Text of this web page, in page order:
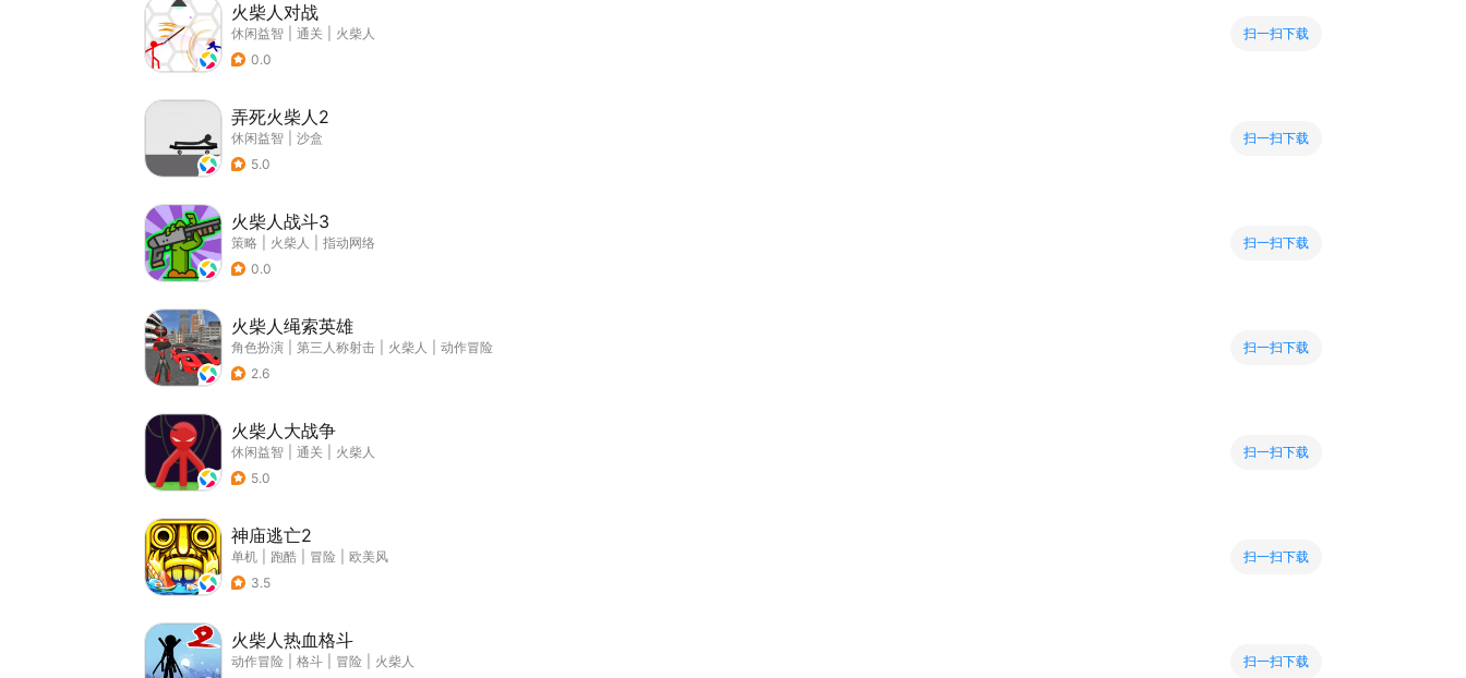
火柴人对战
休闲益智 通关
火柴人
0.0
扫一扫下载
弄死火柴人2
休闲益智
沙盒
5.0
扫一扫下载
火柴人战斗3
策略 火柴人
指动网络
0.0
扫一扫下载
火柴人绳索英雄
角色扮演 第三人称射击 火柴人
动作冒险
2.6
扫一扫下载
火柴人大战争
休闲益智 通关
火柴人
5.0
扫一扫下载
神庙逃亡2
单机 跑酷 冒险
欧美风
3.5
扫一扫下载
火柴人热血格斗
动作冒险 格斗 冒险
火柴人
扫一扫下载